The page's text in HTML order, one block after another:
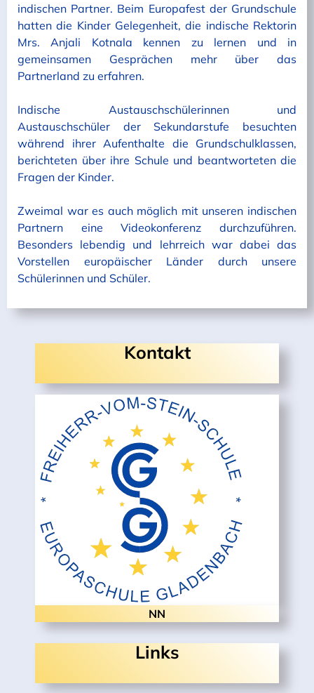
indischen Partner. Beim Europafest der Grundschule
hatten die Kinder Gelegenheit, die indische Rektorin
Mrs. Anjali Kotnala kennen zu lernen und in
gemeinsamen Gesprächen mehr über das
Partnerland zu erfahren.
Indische Austauschschülerinnen und
Austauschschüler der Sekundarstufe besuchten
während ihrer Aufenthalte die Grundschulklassen,
berichteten über ihre Schule und beantworteten die
Fragen der Kinder.
Zweimal war es auch möglich mit unseren indischen
Partnern eine Videokonferenz durchzuführen.
Besonders lebendig und lehrreich war dabei das
Vorstellen europäischer Länder durch unsere
Schülerinnen und Schüler.
Kontakt
NN
Links